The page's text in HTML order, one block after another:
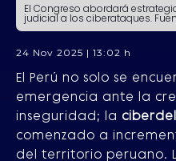
El Congreso abordará
judicial a los ciberataques.
24 Nov 2025 | 13:02 h
El Perú no solo se
emergencia ante la
inseguridad; la
comenzado a
del territorio peruano.